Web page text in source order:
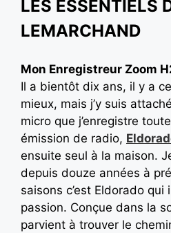
LES ESSENTIELS
LEMARCHAND
Mon Enregistreur Zoom
Il a bientôt dix ans, il y a
mieux, mais j’y suis
micro que j’enregistre
émission de radio,
ensuite seul à la maison.
depuis douze années à
saisons c’est Eldorado qui
passion. Conçue dans la
parvient à trouver le